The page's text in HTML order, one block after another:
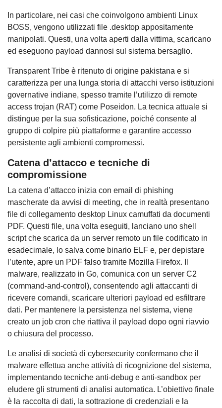
In particolare, nei casi che coinvolgono ambienti Linux
BOSS, vengono utilizzati file .desktop appositamente
manipolati. Questi, una volta aperti dalla vittima, scaricano
ed eseguono payload dannosi sul sistema bersaglio.
Transparent Tribe è ritenuto di origine pakistana e si
caratterizza per una lunga storia di attacchi verso istituzioni
governative indiane, spesso tramite l’utilizzo di remote
access trojan (RAT) come Poseidon. La tecnica attuale si
distingue per la sua sofisticazione, poiché consente al
gruppo di colpire più piattaforme e garantire accesso
persistente agli ambienti compromessi.
Catena d’attacco e tecniche di
compromissione
La catena d’attacco inizia con email di phishing
mascherate da avvisi di meeting, che in realtà presentano
file di collegamento desktop Linux camuffati da documenti
PDF. Questi file, una volta eseguiti, lanciano uno shell
script che scarica da un server remoto un file codificato in
esadecimale, lo salva come binario ELF e, per depistare
l’utente, apre un PDF falso tramite Mozilla Firefox. Il
malware, realizzato in Go, comunica con un server C2
(command-and-control), consentendo agli attaccanti di
ricevere comandi, scaricare ulteriori payload ed esfiltrare
dati. Per mantenere la persistenza nel sistema, viene
creato un job cron che riattiva il payload dopo ogni riavvio
o chiusura del processo.
Le analisi di società di cybersecurity confermano che il
malware effettua anche attività di ricognizione del sistema,
implementando tecniche anti-debug e anti-sandbox per
eludere gli strumenti di analisi automatica. L’obiettivo finale
è la raccolta di dati, la sottrazione di credenziali e la